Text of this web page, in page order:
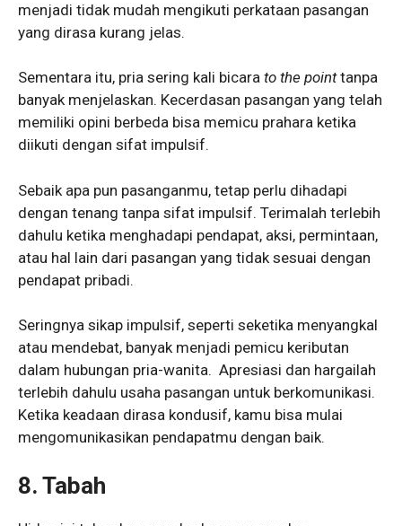
menjadi tidak mudah mengikuti perkataan pasangan
yang dirasa kurang jelas.
Sementara itu, pria sering kali bicara to the pointtanpa
banyak menjelaskan. Kecerdasan pasangan yang telah
memiliki opini berbeda bisa memicu prahara ketika
diikuti dengan sifat impulsif.
Sebaik apa pun pasanganmu, tetap perlu dihadapi
dengan tenang tanpa sifat impulsif. Terimalah terlebih
dahulu ketika menghadapi pendapat, aksi, permintaan,
atau hal lain dari pasangan yang tidak sesuai dengan
pendapat pribadi.
Seringnya sikap impulsif, seperti seketika menyangkal
atau mendebat, banyak menjadi pemicu keributan
dalam hubungan pria-wanita. Apresiasi dan hargailah
terlebih dahulu usaha pasangan untuk berkomunikasi.
Ketika keadaan dirasa kondusif, kamu bisa mulai
mengomunikasikan pendapatmu dengan baik.
8. Tabah